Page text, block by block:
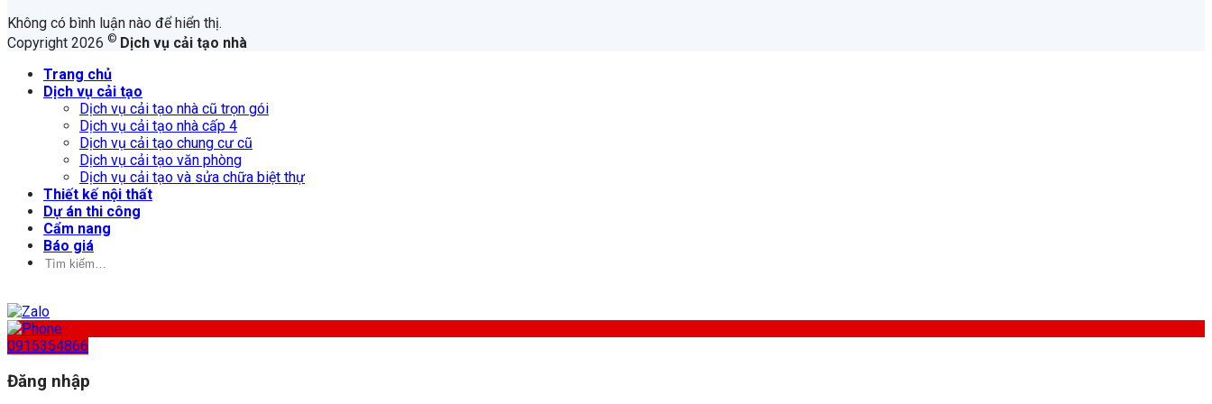
Không có bình luận nào để hiển thị.
Copyright 2026 © Dịch vụ cải tạo nhà
Trang chủ
Dịch vụ cải tạo
Dịch vụ cải tạo nhà cũ trọn gói
Dịch vụ cải tạo nhà cấp 4
Dịch vụ cải tạo chung cư cũ
Dịch vụ cải tạo văn phòng
Dịch vụ cải tạo và sửa chữa biệt thự
Thiết kế nội thất
Dự án thi công
Cẩm nang
Báo giá
Tìm
0915354866
Đăng nhập